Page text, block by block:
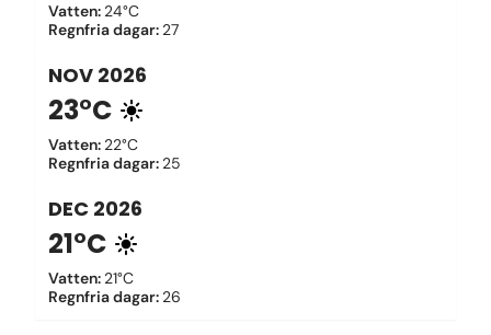
Vatten: 24°C
Regnfria dagar: 27
NOV 2026
23°C
Vatten: 22°C
Regnfria dagar: 25
DEC 2026
21°C
Vatten: 21°C
Regnfria dagar: 26